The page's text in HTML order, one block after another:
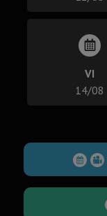
VI
14/08